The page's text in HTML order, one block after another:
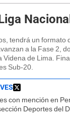
tendrá un formato
a la Fase 2,
Videna de Lima.
Sub-20.
con mención en
Deportes del